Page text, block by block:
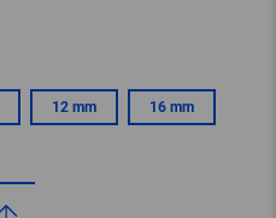
12 mm 16 mm